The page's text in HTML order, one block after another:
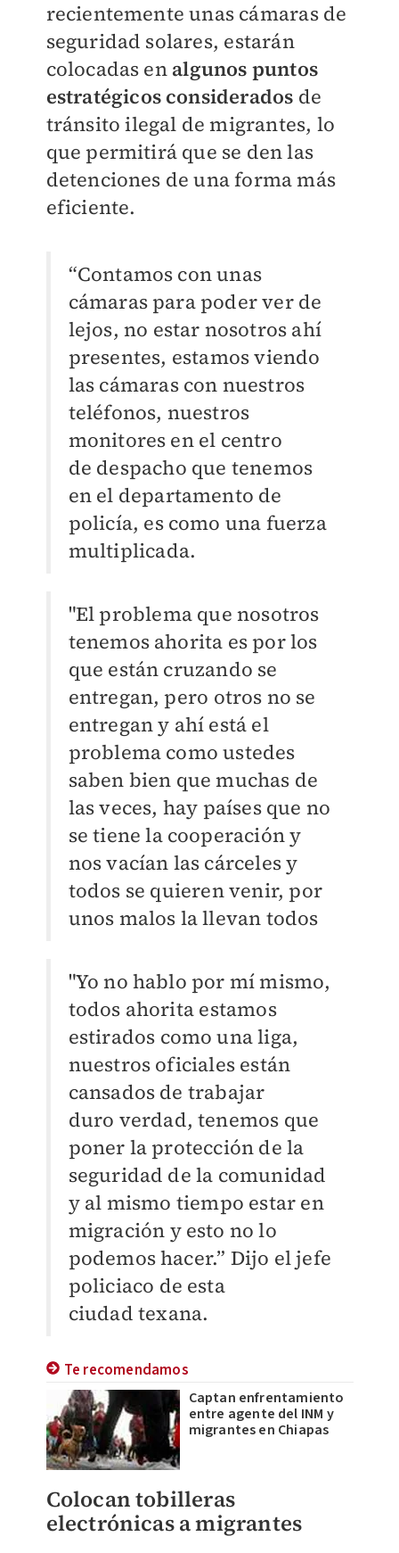
recientemente unas cámaras de
seguridad solares, estarán
colocadas enalgunos puntos
estratégicos considerados de
tránsito ilegal demigrantes, lo
que permitirá que se den las
detenciones de una forma más
eficiente.
“Contamos con unas
cámaras para poder ver de
lejos, no estar nosotros ahí
presentes, estamos viendo
las cámaras con nuestros
teléfonos, nuestros
monitores en el centro
de despacho que tenemos
en el departamento de
policía, es como una fuerza
multiplicada.
"El problema que nosotros
tenemos ahorita es por los
que están cruzando se
entregan, pero otros no se
entregan y ahí está el
problema como ustedes
saben bien que muchas de
lasveces, hay países que no
se tiene la cooperación y
nos vacían las cárceles y
todos se quieren venir, por
unos malos la llevan todos
"Yo no hablo por mí mismo,
todos ahorita estamos
estirados como una liga,
nuestros oficiales están
cansados de trabajar
duro verdad, tenemos que
poner la protección de la
seguridad de la comunidad
y al mismo tiempo estar en
migración y esto no lo
podemos hacer.” Dijo el jefe
policiaco de esta
ciudad texana.
Te recomendamos
Captan enfrentamiento
entre agente del INM y
migrantes en Chiapas
Colocan tobilleras
electrónicas a migrantes